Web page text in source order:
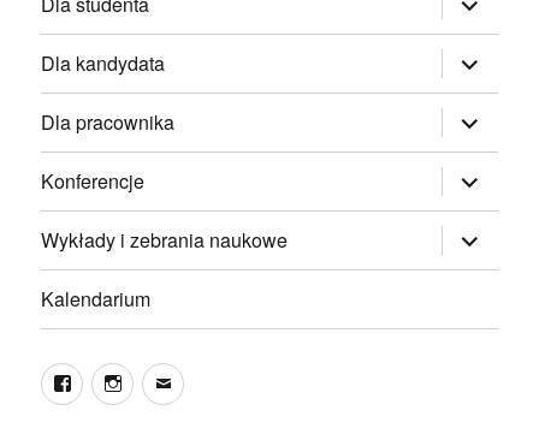
menu
potomne
Dla kandydata
rozwiń
menu
potomne
Dla pracownika
rozwiń
menu
potomne
Konferencje
rozwiń
menu
potomne
Wykłady i zebrania naukowe
rozwiń
menu
potomne
Kalendarium
FacebookInstagram